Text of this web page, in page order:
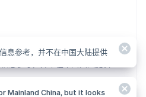
息参考，并不在中国大陆提供
Mainland China, but it looks